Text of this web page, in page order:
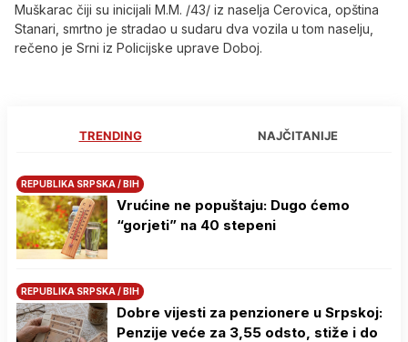
Muškarac čiji su inicijali M.M. /43/ iz naselja Cerovica, opština
Stanari, smrtno je stradao u sudaru dva vozila u tom naselju,
rečeno je Srni iz Policijske uprave Doboj.
TRENDING NAJČITANIJE
REPUBLIKA SRPSKA / BIH
Vrućine ne popuštaju: Dugo ćemo
“gorjeti” na 40 stepeni
REPUBLIKA SRPSKA / BIH
Dobre vijesti za penzionere u Srpskoj:
Penzije veće za 3,55 odsto, stiže i do